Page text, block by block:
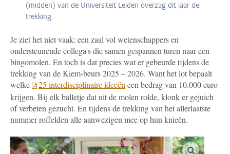
(midden) van de Universiteit Leiden overzag dit jaar de
trekking.
Je ziet het niet vaak: een zaal vol wetenschappers en
ondersteunende collega's die samen gespannen turen naar een
bingomolen. En toch is dat precies wat er gebeurde tijdens de
trekking van de Kiem-beurs 2025 – 2026. Want het lot bepaalt
welke
25 interdisciplinaire ideeëneen bedrag van 10.000 euro
krijgen. Bij elk balletje dat uit de molen rolde, klonk er gejuich
of verbeten gezucht. En tijdens de trekking van het allerlaatste
nummer roffelden alle aanwezigen mee op hun knieën.
vergroot